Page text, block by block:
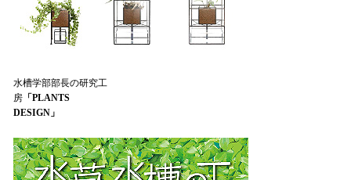
水槽学部部長の研究工
房「PLANTS
DESIGN」